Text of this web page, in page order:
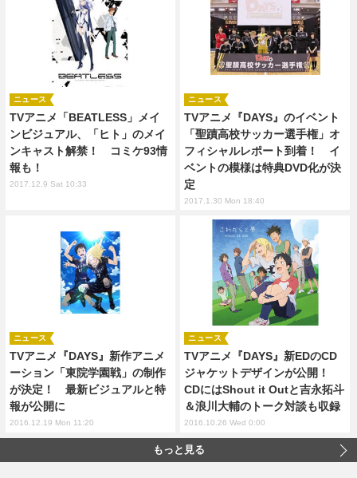
TVアニメ「BEATLESS」メイ
ンビジュアル、「ヒト」のメイ
ンキャスト解禁！ コミケ93情
報も！
ニュース
2017.12.9 Sat 10:33
TVアニメ『DAYS』のイベント
「聖蹟高校サッカー選手権」オ
フィシャルレポート到着！ イ
ベントの模様は特典DVD化が決
定
ニュース
2017.1.30 Mon 18:40
TVアニメ『DAYS』新作アニメ
ーション「東院学園戦」の制作
が決定！ 最新ビジュアルと特
報が公開に
ニュース
2016.12.19 Mon 11:20
TVアニメ『DAYS』新EDのCD
ジャケットデザインが公開！
CDにはShout it Outと吉永拓斗
＆浪川大輔のトーク対談も収録
ニュース
2016.10.26 Wed 0:00
もっと見る